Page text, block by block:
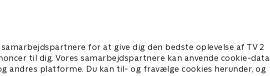
for at give dig den bedste oplevelse af TV 2
til dig. Vores samarbejdspartnere kan anvende cookie-data
andres platforme. Du kan til- og fravælge cookies herunder, og